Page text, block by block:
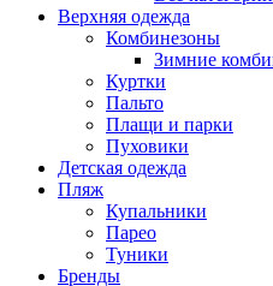
Верхняя одежда
Комбинезоны
Зимние
Куртки
Пальто
Плащи и парки
Пуховики
Детская одежда
Пляж
Купальники
Парео
Туники
Бренды